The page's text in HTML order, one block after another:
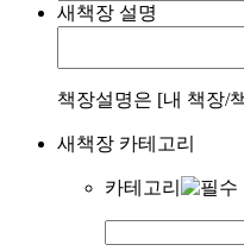
새책장 설명
책장설명은 [내 책장/
새책장 카테고리
카테고리